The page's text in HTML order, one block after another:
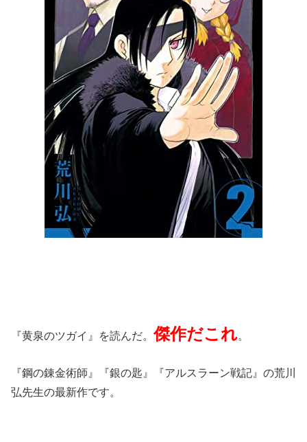
『黄泉のツガイ』を読んだ。傑作だこれ。
『鋼の錬金術師』『銀の匙』『アルスラーン戦記』の荒川
弘先生の最新作です。